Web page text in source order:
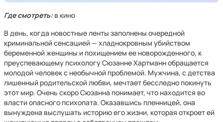
Где смотреть: в кино
В день, когда новостные ленты заполнены очередной
криминальной сенсацией — хладнокровным убийством
беременной женщины и похищением ее новорожденного, к
преуспевающему психологу Сюзанне Хартманн обращается
молодой человек с необычной проблемой. Мужчина, с детства
лишенный родительской любви, мечтает бесследно покинуть
этот мир. Очень скоро Сюзанна понимает, что находится во
власти опасного психопата. Оказавшись пленницей, она
вынуждена выслушать историю его жизни, которая откроет ей